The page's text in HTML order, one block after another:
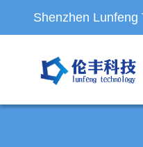
Shenzhen Lunfeng